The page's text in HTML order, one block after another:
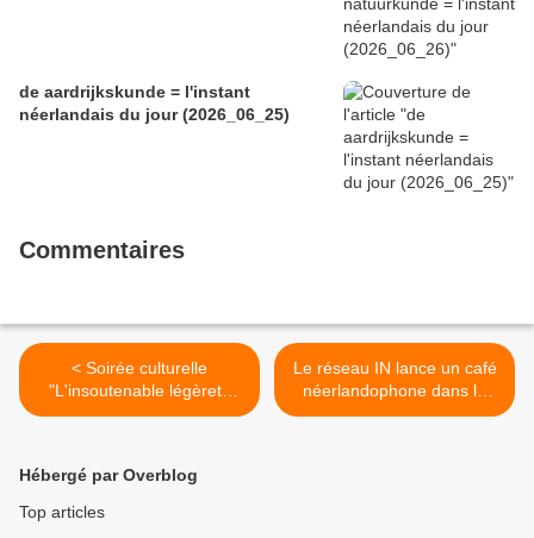
de aardrijkskunde = l'instant
néerlandais du jour (2026_06_25)
Commentaires
< Soirée culturelle
"L'insoutenable légèreté
des frontières"
Le réseau IN lance un café
néerlandophone dans la
métropole >
Hébergé par Overblog
Top articles